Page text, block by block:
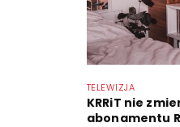
TELEWIZJA
KRRiT nie
abonamentu